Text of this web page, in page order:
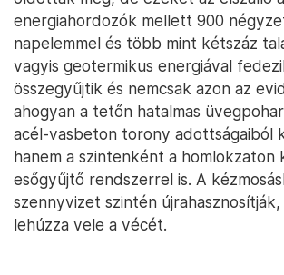
energiahordozók mellett 900
napelemmel és több mint kétszáz
vagyis geotermikus energiával
összegyűjtik és nemcsak azon az
ahogyan a tetőn hatalmas
acél-vasbeton torony adottságaiból
hanem a szintenként a homlokzaton
esőgyűjtő rendszerrel is. A
szennyvizet szintén
lehúzza vele a vécét.